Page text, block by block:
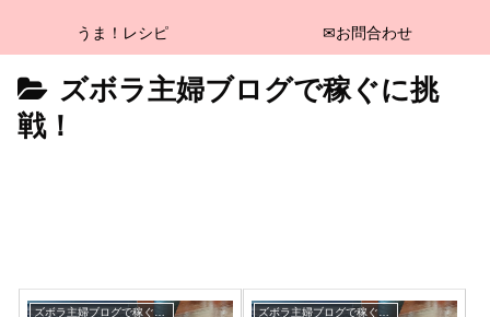
うま！レシピ ✉お問合わせ
ズボラ主婦ブログで稼ぐに挑
戦！